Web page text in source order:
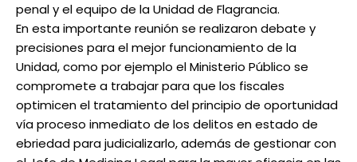
penal y el equipo de la Unidad de Flagrancia.
En esta importante reunión se realizaron debate y
precisiones para el mejor funcionamiento de la
Unidad, como por ejemplo el Ministerio Público se
compromete a trabajar para que los fiscales
optimicen el tratamiento del principio de oportunidad
vía proceso inmediato de los delitos en estado de
ebriedad para judicializarlo, además de gestionar con